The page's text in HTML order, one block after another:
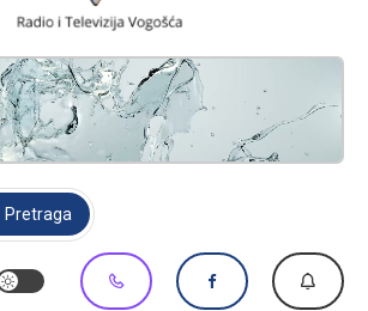
RADIO TELEVIZIJA VOGOŠĆA